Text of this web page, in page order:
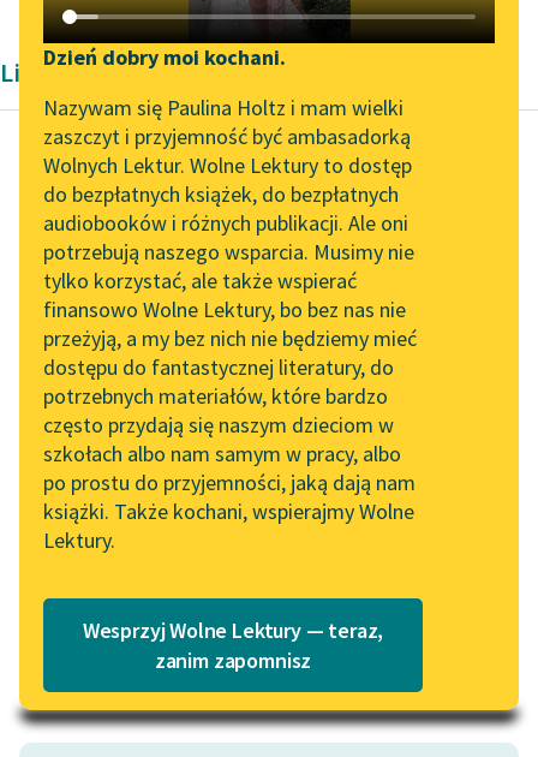
Katalog DAISY
Podkasty o książkach
Zgłoś brak utworu
Aktualności
Spotkanie z Katarzyną
Tunkiel w Oslo
Wolne Lektury na 32.
Pol’and’Rock Festivalu
„Kochanek Lady
Chatterley” do słuchania
na Wolnych Lekturach
Nowy audiobook –
„Marzenie o Oriencie”
Sophie Elkan
Kolekcja Nadwyraz.com x
Wolne Lektury – idealna na
Lektury szkolne i klasyka
literatury do słuchania dla
Narzędzia
Mapa Wolnych Lektur
Leśmianator
Przewodnik dla piszących i
czytających
API
OAI-PMH
Widget Wolnych Lektur
Przypisy
Katalog w formacie PDF
Dzień dobry moi kochani.
Nazywam się Paulina Holtz i mam wielki
zaszczyt i przyjemność być ambasadorką
Wolnych Lektur. Wolne Lektury to dostęp
do bezpłatnych książek, do bezpłatnych
audiobooków i różnych publikacji. Ale oni
potrzebują naszego wsparcia. Musimy nie
tylko korzystać, ale także wspierać
finansowo Wolne Lektury, bo bez nas nie
przeżyją, a my bez nich nie będziemy mieć
dostępu do fantastycznej literatury, do
potrzebnych materiałów, które bardzo
często przydają się naszym dzieciom w
szkołach albo nam samym w pracy, albo
po prostu do przyjemności, jaką dają nam
książki. Także kochani, wspierajmy Wolne
Lektury.
Wesprzyj Wolne Lektury — teraz,
zanim zapomnisz
Liryka Barok Elżbiety Drużbackiej
Elżbieta Drużbacka
Na Bobra
złapanego w sieci
od pewnego
łowczego, którym
sąsiadów
utraktował
Posłał dla młodej pani
ogon spory,
Dla starej jakieś w
Czytaj więcej